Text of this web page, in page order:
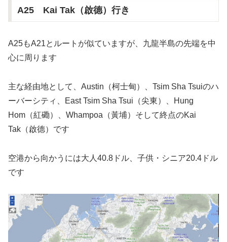
A25 Kai Tak（啟德）行き
A25もA21とルートが似ていますが、九龍半島の先端を中
心に周ります
主な経由地として、Austin（柯士甸）、Tsim Sha Tsuiのハ
ーバーシティ、East Tsim Sha Tsui（尖東）、Hung
Hom（紅磡）、Whampoa（黃埔）そして終点のKai
Tak（啟德）です
空港から向かうには大人40.8ドル、子供・シニア20.4ドル
です